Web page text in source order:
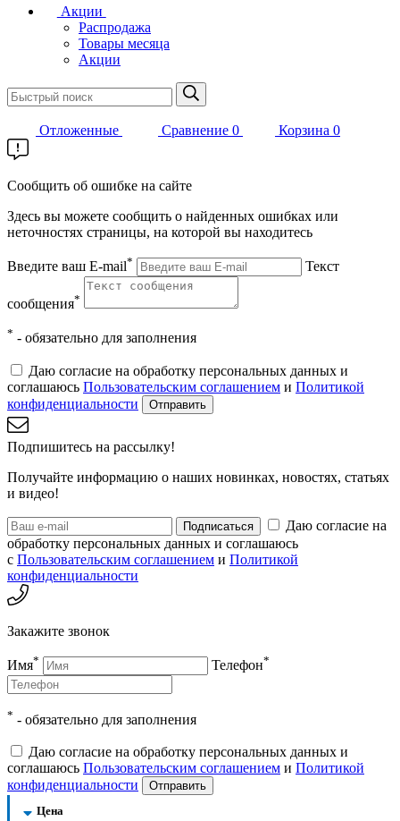
Акции
Распродажа
Товары месяца
Акции
Отложенные Сравнение 0 Корзина 0
Сообщить об ошибке на сайте
Здесь вы можете сообщить о найденных ошибках или
неточностях страницы, на которой вы находитесь
Введите ваш E-mail* Текст
сообщения*
* - обязательно для заполнения
Даю согласие на обработку персональных данных и
соглашаюсь Пользовательским соглашением и Политикой
конфиденциальности
Отправить
Подпишитесь на рассылку!
Получайте информацию о наших новинках, новостях, статьях
и видео!
Подписаться
Даю согласие на
обработку персональных данных и соглашаюсь
с Пользовательским соглашением и Политикой
конфиденциальности
Закажите звонок
Имя* Телефон*
* - обязательно для заполнения
Даю согласие на обработку персональных данных и
соглашаюсь Пользовательским соглашением и Политикой
конфиденциальности
Отправить
Цена